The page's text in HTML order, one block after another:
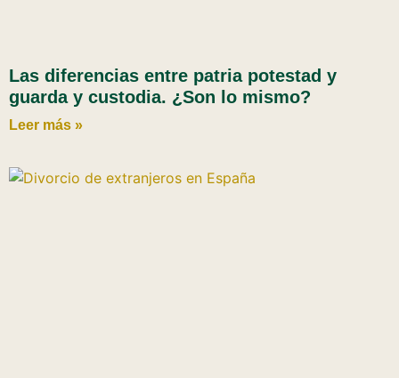
Las diferencias entre patria potestad y
guarda y custodia. ¿Son lo mismo?
Leer más »